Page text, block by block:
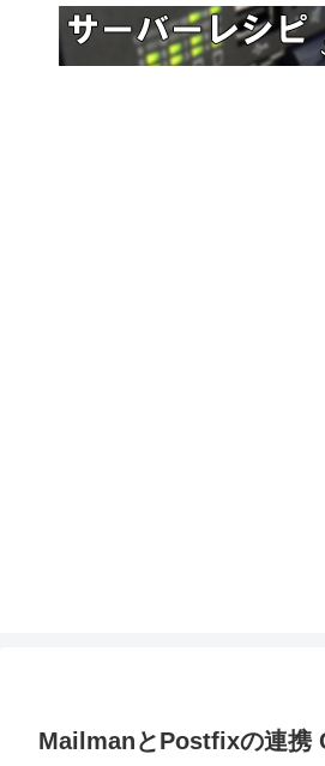
MailmanとPostfixの連携